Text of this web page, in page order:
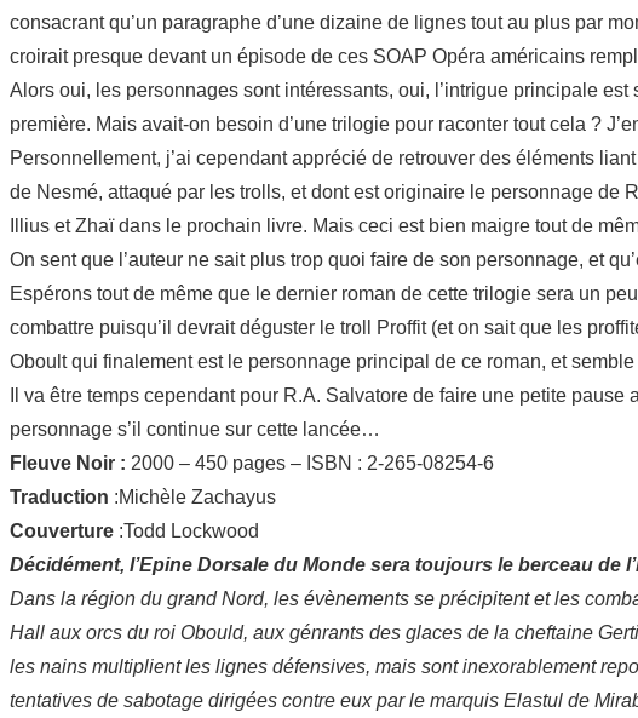
consacrant qu’un paragraphe d’une dizaine de lignes tout au plus par
croirait presque devant un épisode de ces SOAP Opéra américains
Alors oui, les personnages sont intéressants, oui, l’intrigue principale
première. Mais avait-on besoin d’une trilogie pour raconter tout cela ?
Personnellement, j’ai cependant apprécié de retrouver des éléments
de Nesmé, attaqué par les trolls, et dont est originaire le personnage de
Illius et Zhaï dans le prochain livre. Mais ceci est bien maigre tout de
On sent que l’auteur ne sait plus trop quoi faire de son personnage, et
Espérons tout de même que le dernier roman de cette trilogie sera un
combattre puisqu’il devrait déguster le troll Proffit (et on sait que les
Oboult qui finalement est le personnage principal de ce roman, et
Il va être temps cependant pour R.A. Salvatore de faire une petite
personnage s’il continue sur cette lancée…
Fleuve Noir : 2000 – 450 pages – ISBN : 2-265-08254-6
Traduction :Michèle Zachayus
Couverture :Todd Lockwood
Décidément, l’Epine Dorsale du Monde sera toujours le berceau de
Dans la région du grand Nord, les évènements se précipitent et les
Hall aux orcs du roi Obould, aux génrants des glaces de la cheftaine
les nains multiplient les lignes défensives, mais sont inexorablement
tentatives de sabotage dirigées contre eux par le marquis Elastul de